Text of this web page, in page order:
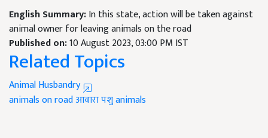
English Summary:In this state, action will be taken against
animal owner for leaving animals on the road
Published on:10 August 2023, 03:00 PM IST
Related Topics
Animal Husbandry
animals on roadआवारा पशुanimals